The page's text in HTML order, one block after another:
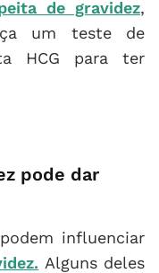
de gravidez,
um teste de
HCG para ter
pode dar
influenciar
Alguns deles